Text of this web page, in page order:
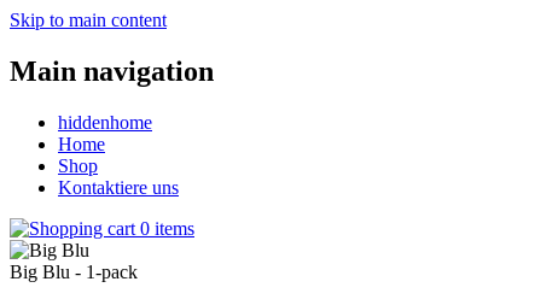
Skip to main content
Main navigation
hiddenhome
Home
Shop
Kontaktiere uns
0 items
Big Blu - 1-pack